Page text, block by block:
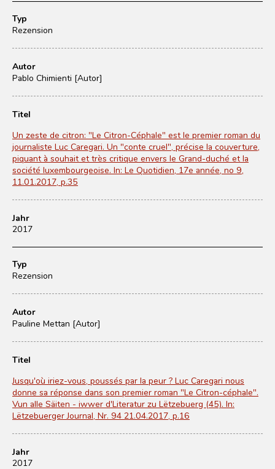
Typ
Rezension
Autor
Pablo Chimienti [Autor]
Titel
Un zeste de citron: "Le Citron-Céphale" est le premier roman du
journaliste Luc Caregari. Un "conte cruel", précise la couverture,
piquant à souhait et très critique envers le Grand-duché et la
société luxembourgeoise. In: Le Quotidien, 17e année, no 9,
11.01.2017, p.35
Jahr
2017
Typ
Rezension
Autor
Pauline Mettan [Autor]
Titel
Jusqu'où iriez-vous, poussés par la peur ? Luc Caregari nous
donne sa réponse dans son premier roman "Le Citron-céphale".
Vun alle Säiten - iwwer d'Literatur zu Lëtzebuerg (45). In:
Lëtzebuerger Journal, Nr. 94 21.04.2017, p.16
Jahr
2017